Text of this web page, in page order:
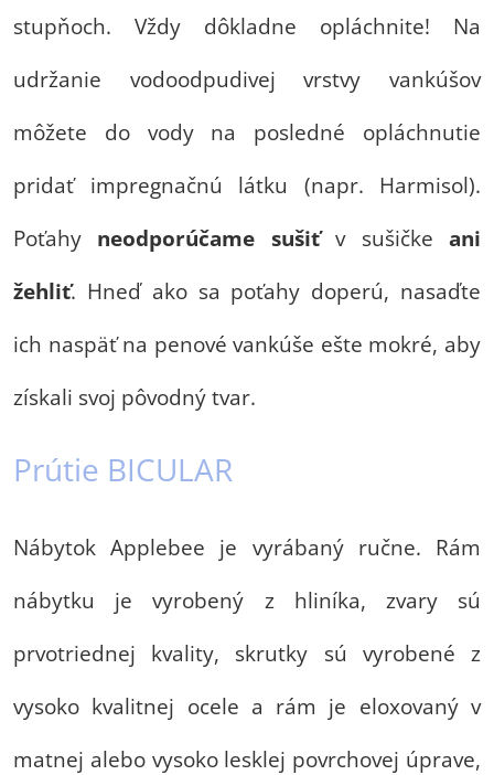
stupňoch. Vždy dôkladne opláchnite! Na
udržanie vodoodpudivej vrstvy vankúšov
môžete do vody na posledné opláchnutie
pridať impregnačnú látku (napr. Harmisol).
Poťahy neodporúčame sušiťv sušičkeani
žehliť. Hneď ako sa poťahy doperú, nasaďte
ich naspäť na penové vankúše ešte mokré, aby
získali svoj pôvodný tvar.
Prútie BICULAR
Nábytok Applebee je vyrábaný ručne. Rám
nábytku je vyrobený z hliníka, zvary sú
prvotriednej kvality, skrutky sú vyrobené z
vysoko kvalitnej ocele a rám je eloxovaný v
matnej alebo vysoko lesklej povrchovej úprave,